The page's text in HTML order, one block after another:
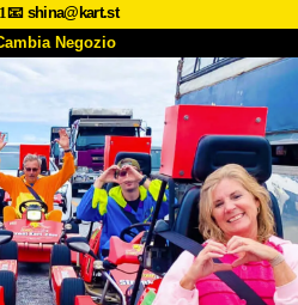
📧 shina@kart.st
Negozio
Prezzo
FAQ
Prenotazioni
Negozio
Tokyo Akihabara#1